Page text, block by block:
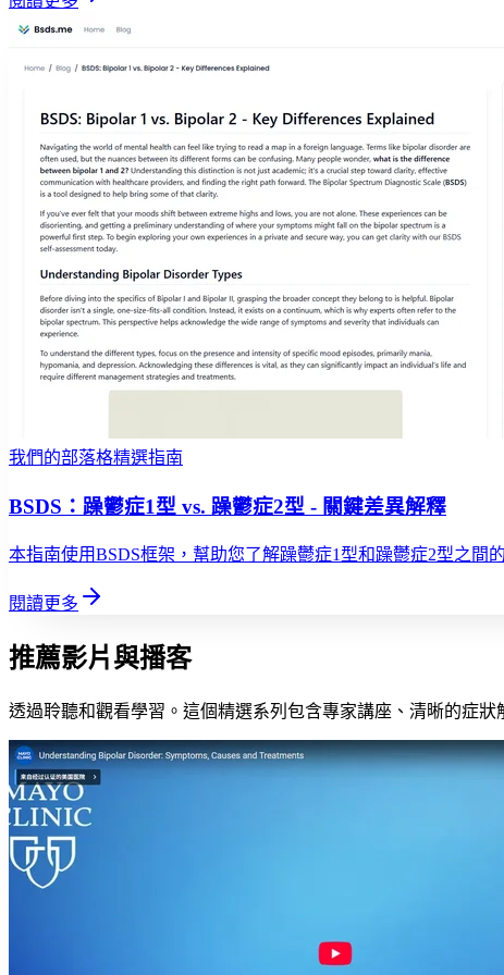
我們的部落格精選指南
BSDS：躁鬱症1型 vs. 躁鬱症2型 - 關鍵差異解釋
本指南使用BSDS框架，幫助您了解躁鬱症1型和躁鬱症2型之間
閱讀更多
推薦影片與播客
透過聆聽和觀看學習。這個精選系列包含專家講座、清晰的症狀